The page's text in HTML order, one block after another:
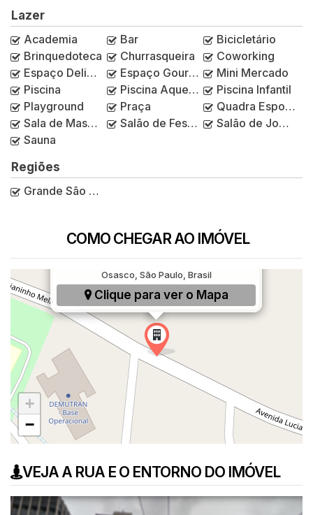
Lazer
Academia
Bar
Bicicletário
Brinquedoteca
Churrasqueira
Coworking
Espaço Delivery
Espaço Gourmet
Mini Mercado
Piscina
Piscina Aquecida
Piscina Infantil
Playground
Praça
Quadra Esportiva
Sala de Massagem
Salão de Festas
Salão de Jogos
Sauna
Regiões
Grande São Paulo
COMO CHEGAR AO IMÓVEL
Avenida Lucianinho Melli, 444, Vila Osasco,
Osasco, São Paulo, Brasil
Clique para ver o Mapa
+
−
VEJA A RUA E O ENTORNO DO IMÓVEL